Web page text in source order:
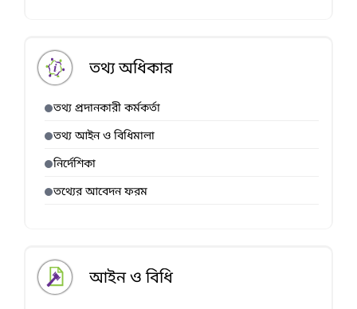
তথ্য অধিকার
তথ্য প্রদানকারী কর্মকর্তা
তথ্য আইন ও বিধিমালা
নির্দেশিকা
তথ্যের আবেদন ফরম
আইন ও বিধি